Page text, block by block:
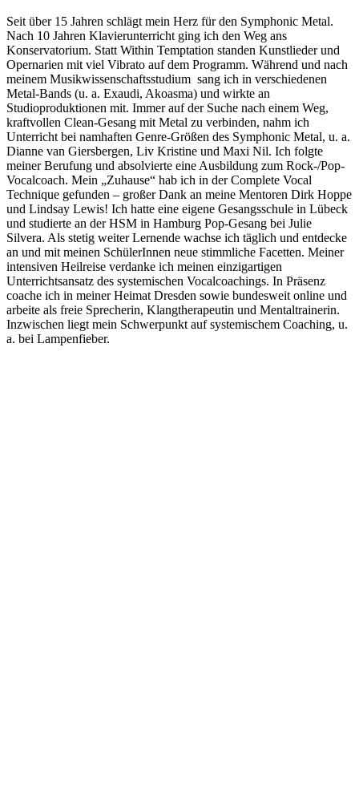
Seit über 15 Jahren schlägt mein Herz für den Symphonic Metal.
Nach 10 Jahren Klavierunterricht ging ich den Weg ans
Konservatorium. Statt Within Temptation standen Kunstlieder und
Opernarien mit viel Vibrato auf dem Programm. Während und nach
meinem Musikwissenschaftsstudium sang ich in verschiedenen
Metal-Bands (u. a. Exaudi, Akoasma) und wirkte an
Studioproduktionen mit. Immer auf der Suche nach einem Weg,
kraftvollen Clean-Gesang mit Metal zu verbinden, nahm ich
Unterricht bei namhaften Genre-Größen des Symphonic Metal, u. a.
Dianne van Giersbergen, Liv Kristine und Maxi Nil. Ich folgte
meiner Berufung und absolvierte eine Ausbildung zum Rock-/Pop-
Vocalcoach. Mein „Zuhause“ hab ich in der Complete Vocal
Technique gefunden – großer Dank an meine Mentoren Dirk Hoppe
und Lindsay Lewis! Ich hatte eine eigene Gesangsschule in Lübeck
und studierte an der HSM in Hamburg Pop-Gesang bei Julie
Silvera. Als stetig weiter Lernende wachse ich täglich und entdecke
an und mit meinen SchülerInnen neue stimmliche Facetten. Meiner
intensiven Heilreise verdanke ich meinen einzigartigen
Unterrichtsansatz des systemischen Vocalcoachings. In Präsenz
coache ich in meiner Heimat Dresden sowie bundesweit online und
arbeite als freie Sprecherin, Klangtherapeutin und Mentaltrainerin.
Inzwischen liegt mein Schwerpunkt auf systemischem Coaching, u.
a. bei Lampenfieber.